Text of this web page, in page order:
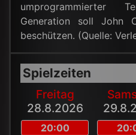
umprogrammierter
Generation soll John
beschützen. (Quelle:
Spielzeiten
Freitag
28.8.2026
20:00